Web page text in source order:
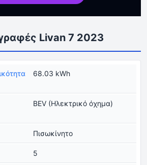
Livan 7 2023
68.03 kWh
BEV (Ηλεκτρικό όχημα)
Πισωκίνητο
5